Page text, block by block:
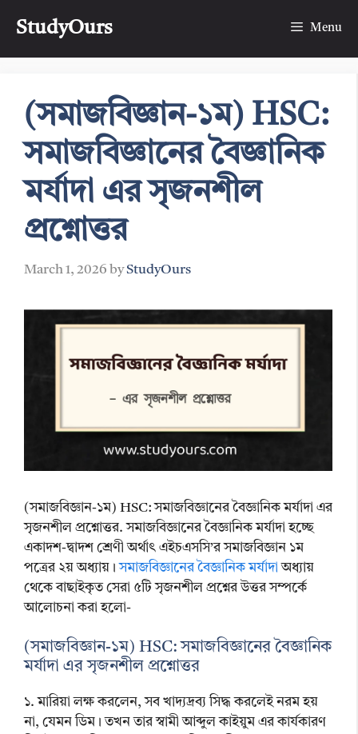
StudyOurs Menu
(সমাজবিজ্ঞান-১ম) HSC:
সমাজবিজ্ঞানের বৈজ্ঞানিক
মর্যাদা এর সৃজনশীল
প্রশ্নোত্তর
March 1, 2026 byStudyOurs
(সমাজবিজ্ঞান-১ম) HSC: সমাজবিজ্ঞানের বৈজ্ঞানিক মর্যাদা এর
সৃজনশীল প্রশ্নোত্তর. সমাজবিজ্ঞানের বৈজ্ঞানিক মর্যাদা হচ্ছে
একাদশ-দ্বাদশ শ্রেণী অর্থাৎ এইচএসসি’র সমাজবিজ্ঞান ১ম
পত্রের ২য় অধ্যায়।সমাজবিজ্ঞানের বৈজ্ঞানিক মর্যাদা অধ্যায়
থেকে বাছাইকৃত সেরা ৫টি সৃজনশীল প্রশ্নের উত্তর সম্পর্কে
আলোচনা করা হলো-
(সমাজবিজ্ঞান-১ম) HSC: সমাজবিজ্ঞানের বৈজ্ঞানিক
মর্যাদা এর সৃজনশীল প্রশ্নোত্তর
১. মারিয়া লক্ষ করলেন, সব খাদ্যদ্রব্য সিদ্ধ করলেই নরম হয়
না, যেমন ডিম। তখন তার স্বামী আব্দুল কাইয়ুম এর কার্যকারণ